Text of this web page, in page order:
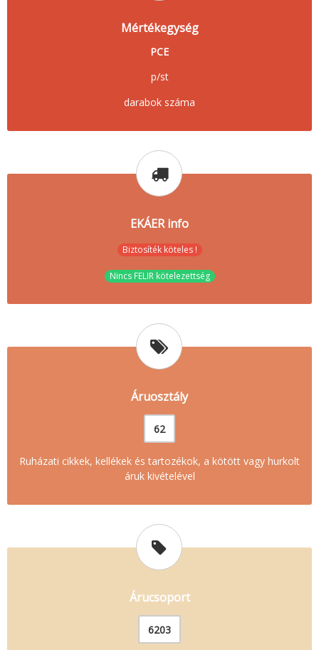
Mértékegység
PCE
p/st
darabok száma
EKÁER info
Biztosíték köteles !
Nincs FELIR kötelezettség
Áruosztály
62
Ruházati cikkek, kellékek és tartozékok, a kötött vagy hurkolt
áruk kivételével
Árucsoport
6203